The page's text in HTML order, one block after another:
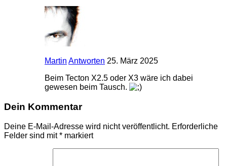
Martin Antworten 25. März 2025
Beim Tecton X2.5 oder X3 wäre ich dabei
gewesen beim Tausch.
Dein Kommentar
Deine E-Mail-Adresse wird nicht veröffentlicht. Erforderliche
Felder sind mit* markiert